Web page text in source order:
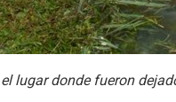
lugar donde fueron